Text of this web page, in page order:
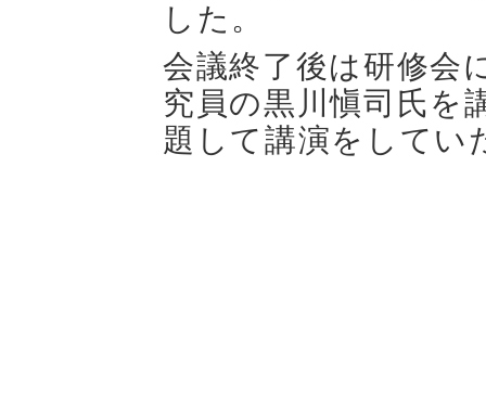
した。
会議終了後は研修会
究員の黒川愼司氏を
題して講演をしてい